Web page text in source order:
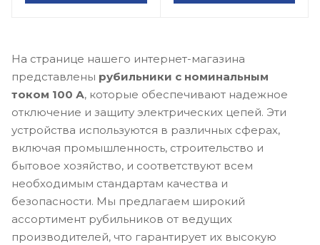
На странице нашего интернет-магазина
представлены рубильники с номинальным
током 100 А, которые обеспечивают надежное
отключение и защиту электрических цепей. Эти
устройства используются в различных сферах,
включая промышленность, строительство и
бытовое хозяйство, и соответствуют всем
необходимым стандартам качества и
безопасности. Мы предлагаем широкий
ассортимент рубильников от ведущих
производителей, что гарантирует их высокую